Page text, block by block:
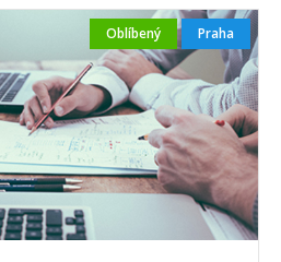
Oblíbený Praha